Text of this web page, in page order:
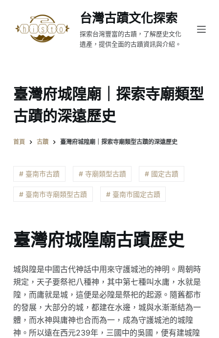
至
台灣古蹟文化探索
探索台灣豐富的古蹟，了解歷史文化
遺產，提供全面的古蹟資訊與介紹。
臺灣府城隍廟｜探索寺廟類型
古蹟的深遠歷史
首頁 古蹟 臺灣府城隍廟｜探索寺廟類型古蹟的深遠歷史
# 臺南市古蹟 # 寺廟類型古蹟 # 國定古蹟
# 臺南市寺廟類型古蹟 # 臺南市國定古蹟
臺灣府城隍廟古蹟歷史
城與隍是中國古代神話中用來守護城池的神明。周朝時
規定，天子要祭祀八種神，其中第七種叫水庸，水就是
隍，而庸就是城，這便是必隍是祭祀的起源。隨舊都市
的發展，大部分的城，都建在水邊，城與水漸漸結為一
體，而水神與庸神也合而為一，成為守護城池的城隍
神。所以遠在西元239年，三國中的吳國，便有建城隍